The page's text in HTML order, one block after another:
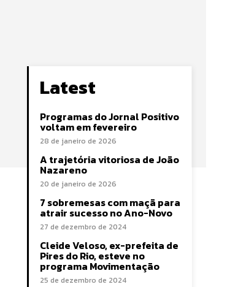
Latest
Programas do Jornal Positivo
voltam em fevereiro
28 de janeiro de 2026
A trajetória vitoriosa de João
Nazareno
20 de janeiro de 2026
7 sobremesas com maçã para
atrair sucesso no Ano-Novo
27 de dezembro de 2024
Cleide Veloso, ex-prefeita de
Pires do Rio, esteve no
programa Movimentação
25 de dezembro de 2024